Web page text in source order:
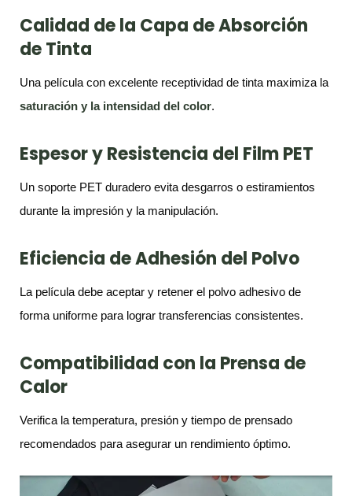
Calidad de la Capa de Absorción
de Tinta
Una película con excelente receptividad de tinta maximiza la
saturación y la intensidad del color.
Espesor y Resistencia del Film PET
Un soporte PET duradero evita desgarros o estiramientos
durante la impresión y la manipulación.
Eficiencia de Adhesión del Polvo
La película debe aceptar y retener el polvo adhesivo de
forma uniforme para lograr transferencias consistentes.
Compatibilidad con la Prensa de
Calor
Verifica la temperatura, presión y tiempo de prensado
recomendados para asegurar un rendimiento óptimo.